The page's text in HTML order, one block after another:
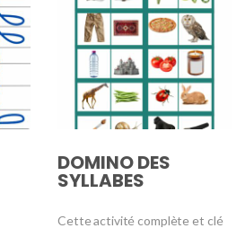
DOMINO DES
SYLLABES
Cette activité complète et clé